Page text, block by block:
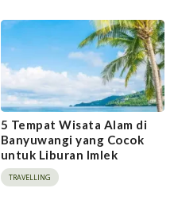
5 Tempat Wisata Alam di
Banyuwangi yang Cocok
untuk Liburan Imlek
TRAVELLING